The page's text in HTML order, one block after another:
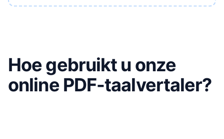
Hoe gebruikt u onze
online PDF-taalvertaler?